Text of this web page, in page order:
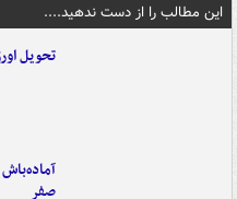
این مطالب را از دست ندهید....
تحویل
صفر